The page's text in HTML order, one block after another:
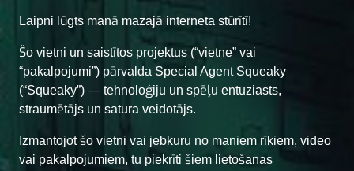
Laipni lūgts manā mazajā interneta stūrītī!
Šo vietni un saistītos projektus (“vietne” vai
“pakalpojumi”) pārvalda Special Agent Squeaky
(“Squeaky”) — tehnoloģiju un spēļu entuziasts,
straumētājs un satura veidotājs.
Izmantojot šo vietni vai jebkuru no maniem rīkiem, video
vai pakalpojumiem, tu piekrīti šiem lietošanas